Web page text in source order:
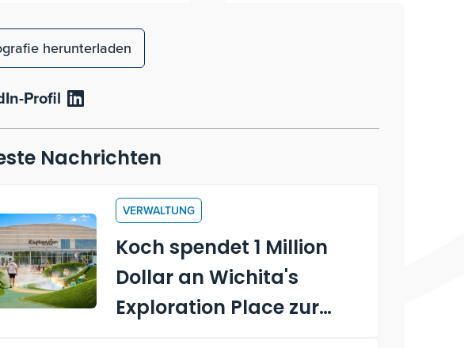
herunterladen
Profil
Nachrichten
VERWALTUNG
Koch spendet 1 Million
Dollar an Wichita's
Exploration Place zur